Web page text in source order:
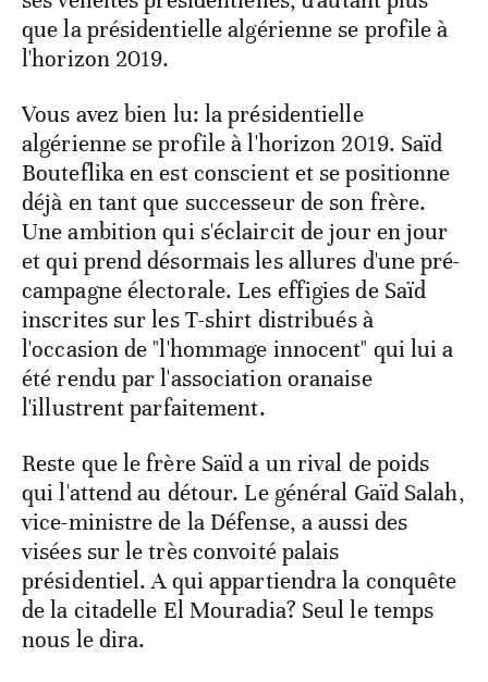
que la présidentielle algérienne se profile à
l'horizon 2019.
Vous avez bien lu: la présidentielle
algérienne se profile à l'horizon 2019. Saïd
Bouteflika en est conscient et se positionne
déjà en tant que successeur de son frère.
Une ambition qui s'éclaircit de jour en jour
et qui prend désormais les allures d'une pré-
campagne électorale. Les effigies de Saïd
inscrites sur les T-shirt distribués à
l'occasion de "l'hommage innocent" qui lui a
été rendu par l'association oranaise
l'illustrent parfaitement.
Reste que le frère Saïd a un rival de poids
qui l'attend au détour. Le général Gaïd Salah,
vice-ministre de la Défense, a aussi des
visées sur le très convoité palais
présidentiel. A qui appartiendra la conquête
de la citadelle El Mouradia? Seul le temps
nous le dira.